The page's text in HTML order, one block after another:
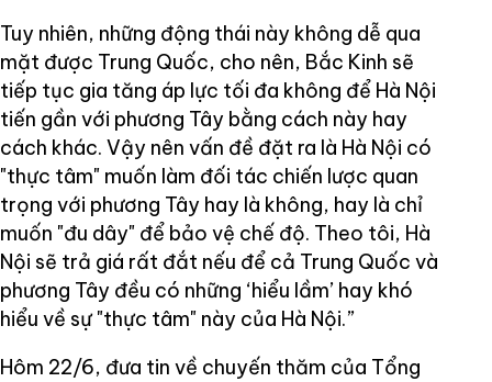
Tuy nhiên, những động thái này không dễ qua
mặt được Trung Quốc, cho nên, Bắc Kinh sẽ
tiếp tục gia tăng áp lực tối đa không để Hà Nội
tiến gần với phương Tây bằng cách này hay
cách khác. Vậy nên vấn đề đặt ra là Hà Nội có
"thực tâm" muốn làm đối tác chiến lược quan
trọng với phương Tây hay là không, hay là chỉ
muốn "đu dây" để bảo vệ chế độ. Theo tôi, Hà
Nội sẽ trả giá rất đắt nếu để cả Trung Quốc và
phương Tây đều có những ‘hiểu lầm’ hay khó
hiểu về sự "thực tâm" này của Hà Nội.”
Hôm 22/6, đưa tin về chuyến thăm của Tổng